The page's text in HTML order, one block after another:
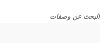
البحث عن وصفات